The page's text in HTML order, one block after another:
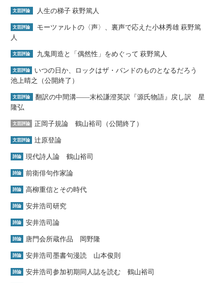
文芸評論 人生の梯子 萩野篤人
文芸評論
モーツァルトの〈声〉、裏声で応えた小林秀雄 萩野篤
人
文芸評論 九鬼周造と「偶然性」をめぐって 萩野篤人
文芸評論
いつの日か、ロックはザ・バンドのものとなるだろう
池上晴之（公開終了）
文芸評論
翻訳の中間溝――末松謙澄英訳『源氏物語』戻し訳 星
隆弘
文芸評論 正岡子規論 鶴山裕司（公開終了）
文芸評論 辻原登論
詩論 現代詩人論 鶴山裕司
詩論 前衛俳句作家論
詩論 高柳重信とその時代
詩論 安井浩司研究
詩論 安井浩司論
詩論 唐門会所蔵作品 岡野隆
詩論 安井浩司墨書句漫読 山本俊則
詩論 安井浩司参加初期同人誌を読む 鶴山裕司